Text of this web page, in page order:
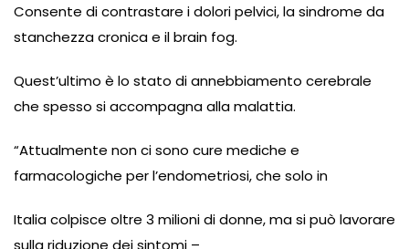
Consente di contrastare i dolori pelvici, la sindrome da
stanchezza cronica e il brain fog.
Quest’ultimo è lo stato di annebbiamento cerebrale
che spesso si accompagna alla malattia.
“Attualmente non ci sono cure mediche e
farmacologiche per l’endometriosi, che solo in
Italia colpisce oltre 3 milioni di donne, ma si può lavorare
sulla riduzione dei sintomi –